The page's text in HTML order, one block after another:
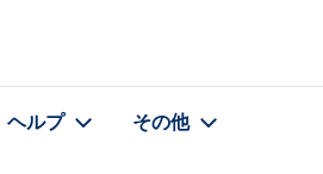
ヘルプ その他